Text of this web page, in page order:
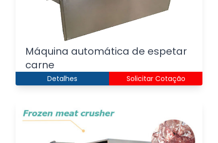
Máquina automática de espetar
carne
Detalhes Solicitar Cotação